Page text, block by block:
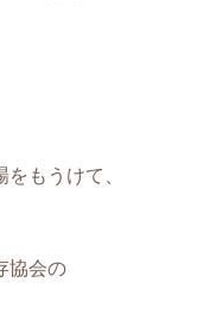
もうけて、
協会の